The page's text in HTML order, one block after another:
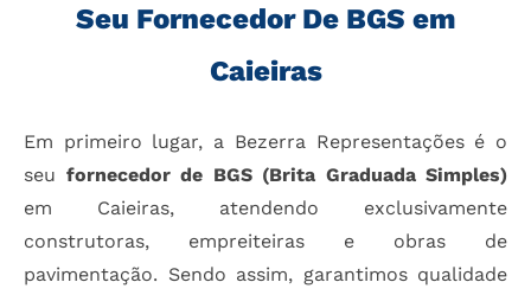
Seu Fornecedor De BGS em
Caieiras
Em primeiro lugar, a Bezerra Representações é o
seu fornecedor de BGS (Brita Graduada Simples)
em Caieiras, atendendo exclusivamente
construtoras, empreiteiras e obras de
pavimentação. Sendo assim, garantimos qualidade